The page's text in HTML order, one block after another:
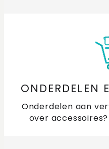
ONDERDELEN
Onderdelen aan
over